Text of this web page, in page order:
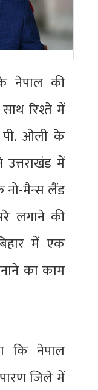
नेपाल की
रिश्ते में
पी. ओली के
में
नो-मैन्स लैंड
लगाने की
में एक
का काम
कि नेपाल
जिले में